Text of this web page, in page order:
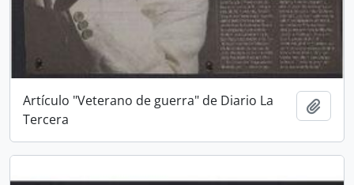
Artículo "Veterano de guerra" de Diario La
Tercera